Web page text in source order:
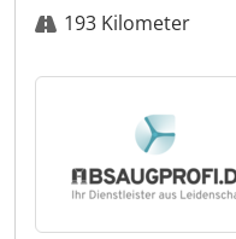
193 Kilometer